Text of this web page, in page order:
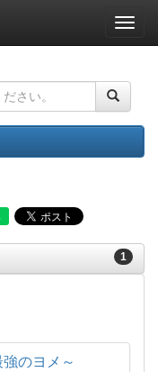
ナ
ビ
ー
ョ
ン
1
のヨメ～